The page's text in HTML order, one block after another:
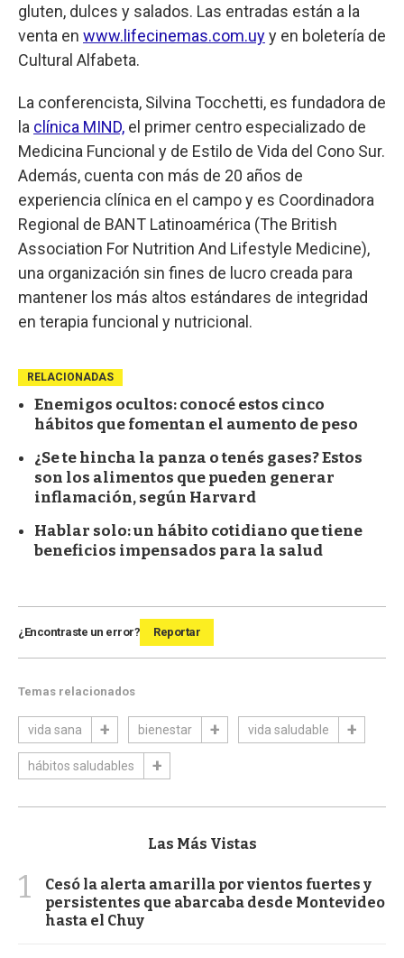
gluten, dulces y salados. Las entradas están a la
venta en www.lifecinemas.com.uyy en boletería de
Cultural Alfabeta.
La conferencista, Silvina Tocchetti, es fundadora de
la clínica MIND, el primer centro especializado de
Medicina Funcional y de Estilo de Vida del Cono Sur.
Además, cuenta con más de 20 años de
experiencia clínica en el campo y es Coordinadora
Regional de BANT Latinoamérica (The British
Association For Nutrition And Lifestyle Medicine),
una organización sin fines de lucro creada para
mantener los más altos estándares de integridad
en terapia funcional y nutricional.
RELACIONADAS
Enemigos ocultos: conocé estos cinco
hábitos que fomentan el aumento de peso
¿Se te hincha la panza o tenés gases? Estos
son los alimentos que pueden generar
inflamación, según Harvard
Hablar solo: un hábito cotidiano que tiene
beneficios impensados para la salud
¿Encontraste un error? Reportar
Temas relacionados
vida sana bienestar vida saludable
hábitos saludables
Las Más Vistas
1
Cesó la alerta amarilla por vientos fuertes y
persistentes que abarcaba desde Montevideo
hasta el Chuy